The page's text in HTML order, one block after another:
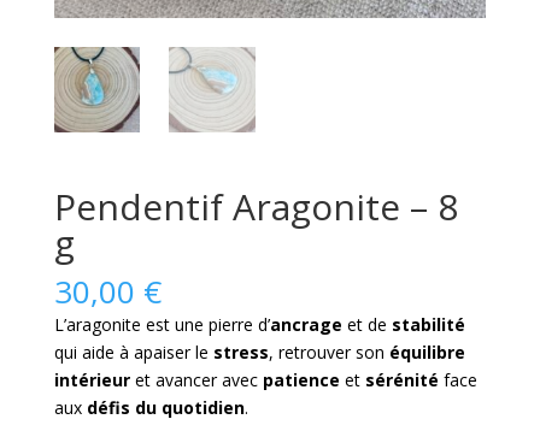
Pendentif Aragonite – 8
g
30,00 €
L’aragonite est une pierre d’ancrage et de stabilité
qui aide à apaiser le stress, retrouver son équilibre
intérieuret avancer avec patience et sérénité face
aux défis du quotidien.